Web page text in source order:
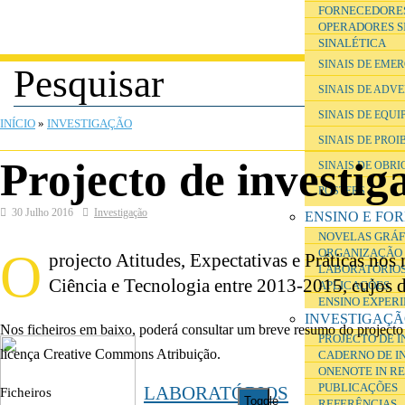
LABORATÓRIOS
Toggle
OPERADORES
SINALÉTICA
SINAIS DE
SINAIS DE
SINAIS DE
SINAIS DE
SINAIS DE
POSTERS
ENSINO E
NOVELAS
ORGANIZAÇÃO
APLICAÇÕES
ENSINO
PROJECTO DE
CADERNO DE
ONENOTE IN
PUBLICAÇÕES
ESTÁ AQUI
INÍCIO » INVESTIGAÇÃO
Projecto de
30 Julho 2016 Investigação
O projecto Atitudes, Expectativas e Práticas
Ciência e Tecnologia entre 2013-2015, cujos
Nos ficheiros em baixo, poderá consultar um breve resumo do
licença Creative Commons Atribuição.
Ficheiros